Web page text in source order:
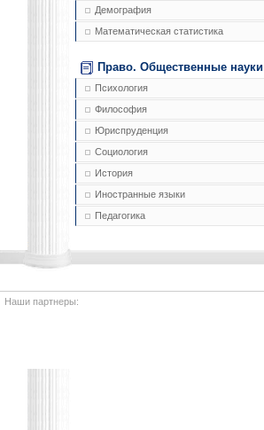
Демография
Математическая статистика
Право. Общественные науки
Психология
Философия
Юриспруденция
Социология
История
Иностранные языки
Педагогика
Наши партнеры: